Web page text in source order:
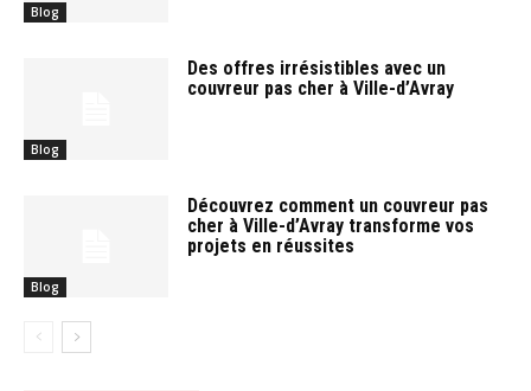
Blog
Blog
Des offres irrésistibles avec un
couvreur pas cher à Ville-d’Avray
Blog
Découvrez comment un couvreur pas
cher à Ville-d’Avray transforme vos
projets en réussites